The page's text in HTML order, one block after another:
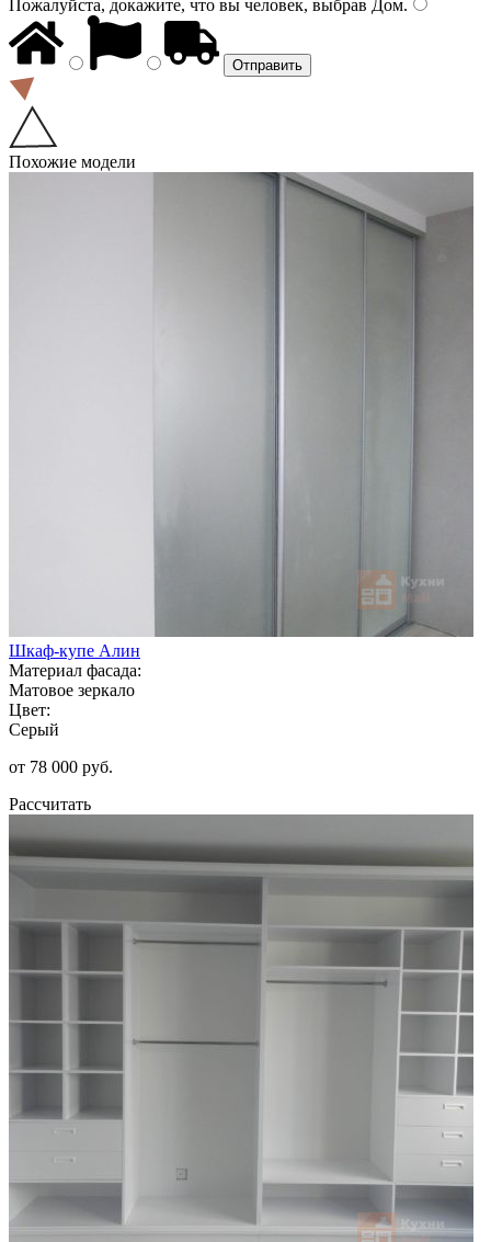
Пожалуйста, докажите, что вы человек, выбрав Дом.
Похожие модели
Шкаф-купе Алин
Материал фасада:
Матовое зеркало
Цвет:
Серый
от 78 000 руб.
Рассчитать